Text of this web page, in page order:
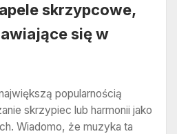
skrzypcowe,
się w
popularnością
skrzypiec lub harmonii jako
Wiadomo, że muzyka ta